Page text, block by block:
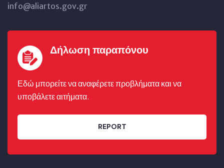
info@aliartos.gov.gr
Δήλωση παραπόνου
Εδώ μπορείτε να αναφέρετε προβλήματα και να
υποβάλετε αιτήματα.
REPORT